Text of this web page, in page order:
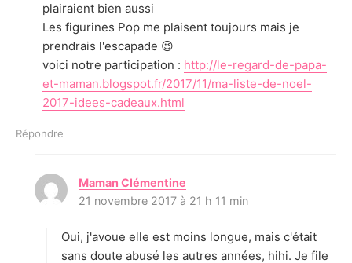
plairaient bien aussi
Les figurines Pop me plaisent toujours mais je
prendrais l'escapade 😉
voici notre participation : http://le-regard-de-papa-
et-maman.blogspot.fr/2017/11/ma-liste-de-noel-
2017-idees-cadeaux.html
Répondre
Maman Clémentine
:
21 novembre 2017 à 21 h 11 min
Oui, j'avoue elle est moins longue, mais c'était
sans doute abusé les autres années, hihi. Je file